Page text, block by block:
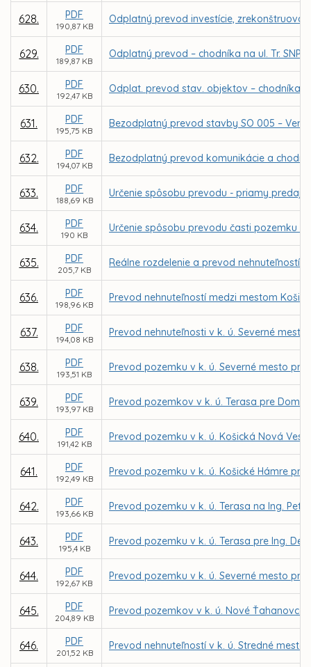
628. PDF
190,87 KB
Odplatný prevod investície,
629. PDF
189,87 KB
Odplatný prevod – chodníka na ul. Tr. SNP
630. PDF
192,47 KB
Odplat. prevod stav. objektov – chodníka
631. PDF
195,75 KB
Bezodplatný prevod stavby SO 005 –
632. PDF
194,07 KB
Bezodplatný prevod komunikácie a
633. PDF
188,69 KB
Určenie spôsobu prevodu - priamy predaj
634. PDF
190 KB
Určenie spôsobu prevodu časti pozemku
635. PDF
205,7 KB
Reálne rozdelenie a prevod nehnuteľností
636. PDF
198,96 KB
Prevod nehnuteľností medzi mestom
637. PDF
194,08 KB
Prevod nehnuteľnosti v k. ú. Severné
638. PDF
193,51 KB
Prevod pozemku v k. ú. Severné mesto
639. PDF
193,97 KB
Prevod pozemkov v k. ú. Terasa pre
640. PDF
191,42 KB
Prevod pozemku v k. ú. Košická Nová
641. PDF
192,49 KB
Prevod pozemku v k. ú. Košické Hámre
642. PDF
193,66 KB
Prevod pozemku v k. ú. Terasa na Ing.
643. PDF
195,4 KB
Prevod pozemku v k. ú. Terasa pre Ing.
644. PDF
192,67 KB
Prevod pozemku v k. ú. Severné mesto
645. PDF
204,89 KB
Prevod pozemkov v k. ú. Nové
646. PDF
201,52 KB
Prevod nehnuteľností v k. ú. Stredné mesto